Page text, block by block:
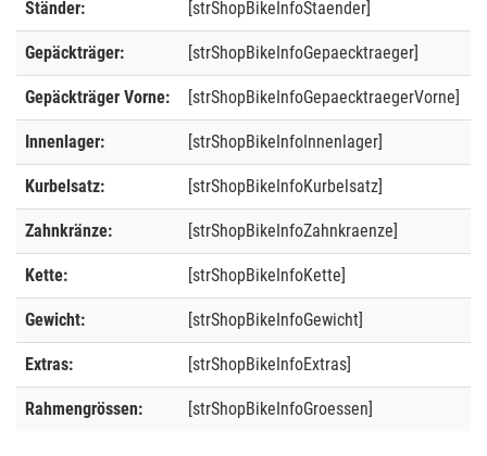
Ständer: [strShopBikeInfoStaender]
Gepäckträger: [strShopBikeInfoGepaecktraeger]
Gepäckträger Vorne: [strShopBikeInfoGepaecktraegerVorne]
Innenlager: [strShopBikeInfoInnenlager]
Kurbelsatz: [strShopBikeInfoKurbelsatz]
Zahnkränze: [strShopBikeInfoZahnkraenze]
Kette: [strShopBikeInfoKette]
Gewicht: [strShopBikeInfoGewicht]
Extras: [strShopBikeInfoExtras]
Rahmengrössen: [strShopBikeInfoGroessen]